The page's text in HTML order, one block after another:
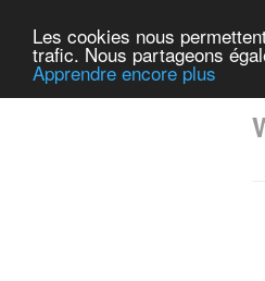
Les cookies nous
trafic. Nous partageons
Apprendre encore plus